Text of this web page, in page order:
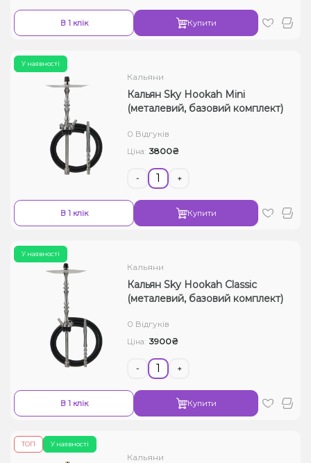
В 1 клік Купити
У наявності
Кальяни
Кальян Sky Hookah Mini
(металевий, базовий комплект)
0 Відгуків
Ціна: 3800₴
- +
В 1 клік Купити
У наявності
Кальяни
Кальян Sky Hookah Classic
(металевий, базовий комплект)
0 Відгуків
Ціна: 3900₴
- +
В 1 клік Купити
У наявності
ТОП
Кальяни